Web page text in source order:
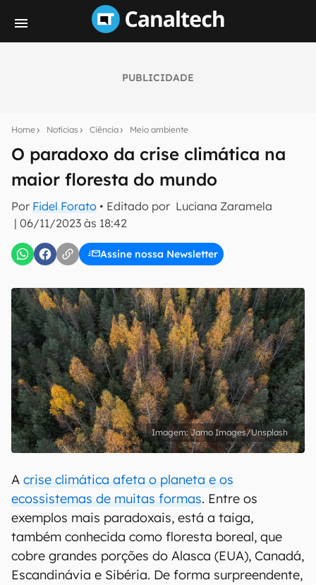
PUBLICIDADE
Home Notícias Ciência Meio ambiente
O paradoxo da crise climática na
maior floresta do mundo
Por Fidel Forato • Editado por Luciana Zaramela
| 06/11/2023 às 18:42
Assine nossa Newsletter
notícias e reviews sobre tecnologia em primeira
E-mail
Uso e Política de Privacidade do Canaltech.
Jamo Images/Unsplash
A crise climática afeta o planeta e os
ecossistemas de muitas formas. Entre os
exemplos mais paradoxais, está a taiga,
também conhecida como floresta boreal, que
cobre grandes porções do Alasca (EUA), Canadá,
Escandinávia e Sibéria. De forma surpreendente,